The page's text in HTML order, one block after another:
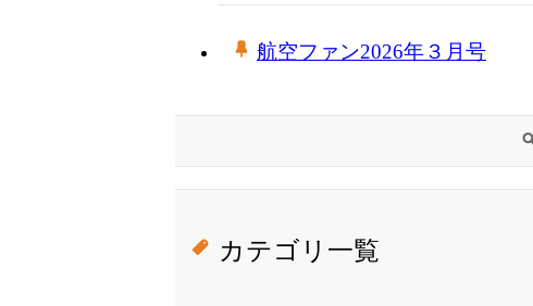
航空ファン2026年３月号
カテゴリ一覧